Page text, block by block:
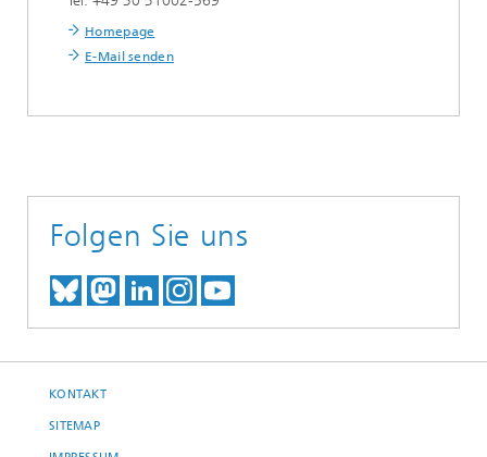
Homepage
E-Mail senden
Folgen Sie uns
TREFFEN SIE UNS AUF BLUESKY
TREFFEN SIE UNS AUF
TREFFEN SIE UNS BEI
BESUCHEN SIE UNSER
UNSER VIDEO-
KONTAKT
SITEMAP